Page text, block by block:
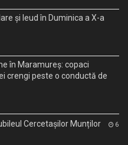
și Ieud în Duminica a X-a
în Maramureș: copaci
crengi peste o conductă de
Cercetașilor Munților 6